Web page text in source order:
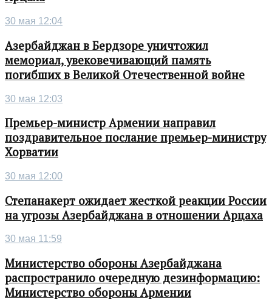
30 мая 12:04
Азербайджан в Бердзоре уничтожил
мемориал, увековечивающий память
погибших в Великой Отечественной войне
30 мая 12:03
Премьер-министр Армении направил
поздравительное послание премьер-министру
Хорватии
30 мая 12:00
Степанакерт ожидает жесткой реакции России
на угрозы Азербайджана в отношении Арцаха
30 мая 11:59
Министерство обороны Азербайджана
распространило очередную дезинформацию:
Министерство обороны Армении